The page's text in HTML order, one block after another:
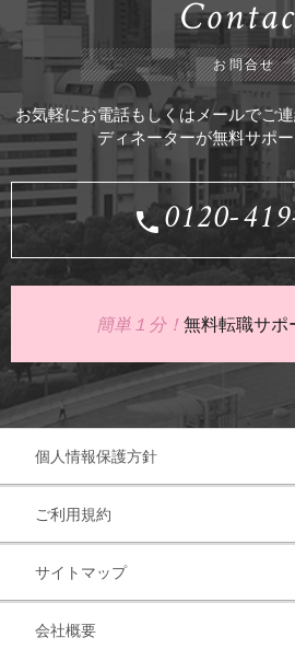
お問合せ
お気軽にお電話もしくはメールでご
ディネーターが無料サポー
0120-
簡単１分！無料転職サポ
個人情報保護方針
ご利用規約
サイトマップ
会社概要